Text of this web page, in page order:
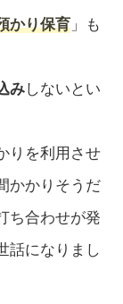
かり保育 」も
みしないとい
りを利用させ
かかりそうだ
ち合わせが発
話になりまし